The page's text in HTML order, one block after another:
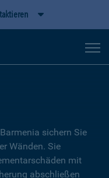
sichern Sie
Wänden. Sie
mit
abschließen